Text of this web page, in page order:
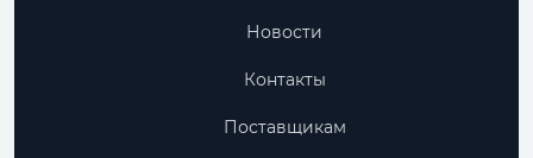
Новости
Контакты
Поставщикам